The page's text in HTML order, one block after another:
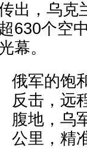
出，乌克
630个空
幕。
俄军的饱
反击，远
腹地，乌
公里，精